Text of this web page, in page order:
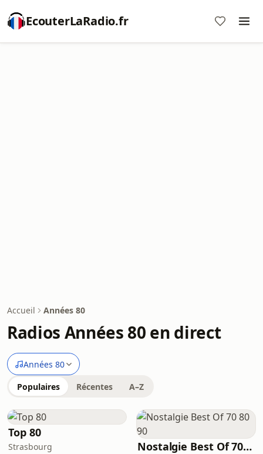
EcouterLaRadio.fr
Accueil Années 80
Radios Années 80 en direct
Années 80
Populaires Récentes A–Z
Top 80
Strasbourg Nostalgie Best Of 70 80 90